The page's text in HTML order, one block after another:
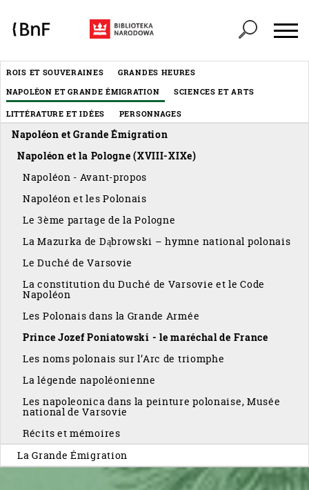
Menu
éditorial
ROIS ET SOUVERAINES
GRANDES HEURES
NAPOLÉON ET GRANDE ÉMIGRATION
SCIENCES ET ARTS
LITTÉRATURE ET IDÉES PERSONNAGES
Napoléon et Grande Émigration
Napoléon et la Pologne (XVIII-XIXe)
Napoléon - Avant-propos
Napoléon et les Polonais
Le 3ème partage de la Pologne
La Mazurka de Dąbrowski – hymne national polonais
Le Duché de Varsovie
La constitution du Duché de Varsovie et le Code
Napoléon
Les Polonais dans la Grande Armée
Prince Jozef Poniatowski - le maréchal de France
Les noms polonais sur l’Arc de triomphe
La légende napoléonienne
Les napoleonica dans la peinture polonaise, Musée
national de Varsovie
Récits et mémoires
La Grande Émigration